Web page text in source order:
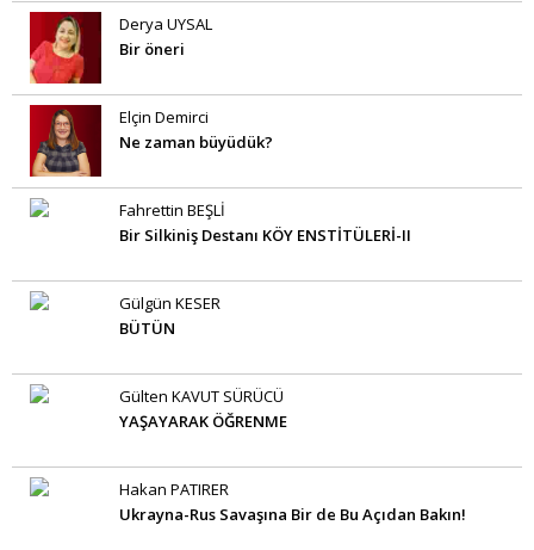
Derya UYSAL
Bir öneri
Elçin Demirci
Ne zaman büyüdük?
Fahrettin BEŞLİ
Bir Silkiniş Destanı KÖY ENSTİTÜLERİ-II
Gülgün KESER
BÜTÜN
Gülten KAVUT SÜRÜCÜ
YAŞAYARAK ÖĞRENME
Hakan PATIRER
Ukrayna-Rus Savaşına Bir de Bu Açıdan Bakın!